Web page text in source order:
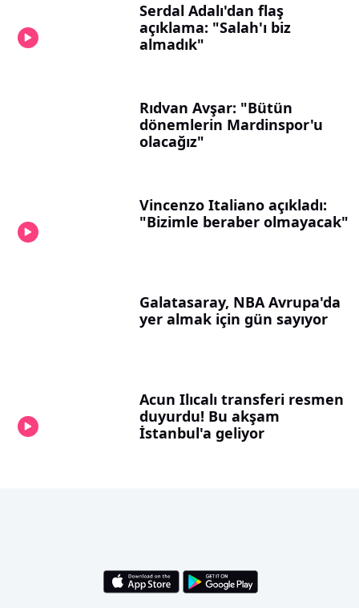
Serdal Adalı'dan flaş
açıklama: "Salah'ı biz
almadık"
Rıdvan Avşar: "Bütün
dönemlerin Mardinspor'u
olacağız"
Vincenzo Italiano açıkladı:
"Bizimle beraber olmayacak"
Galatasaray, NBA Avrupa'da
yer almak için gün sayıyor
Acun Ilıcalı transferi resmen
duyurdu! Bu akşam
İstanbul'a geliyor